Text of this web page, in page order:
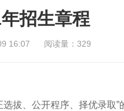
招生章程
16:07 阅读量：329
拔、公开程序、择优录取”